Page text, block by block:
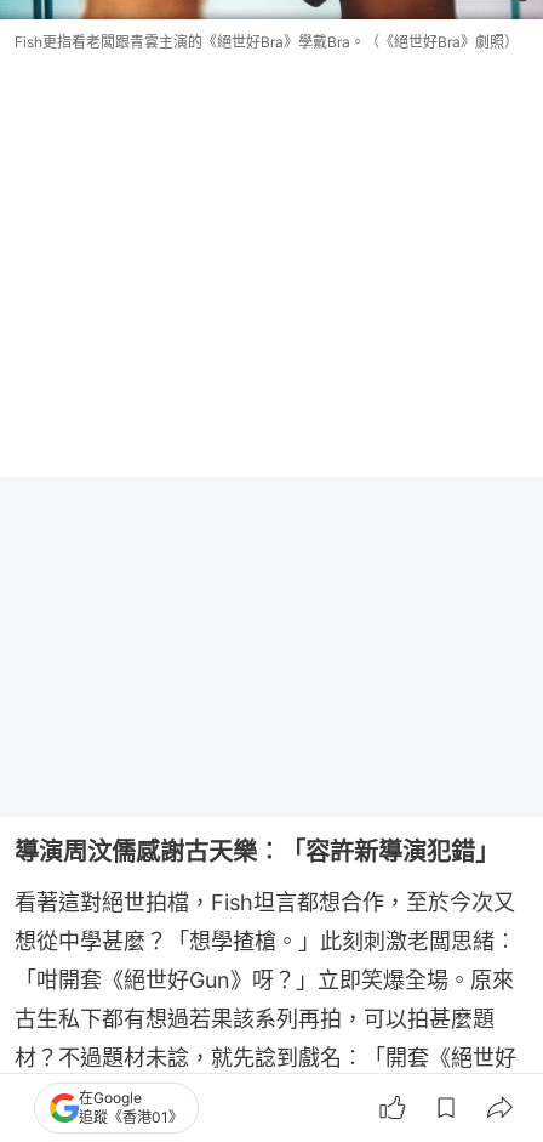
Fish更指看老闆跟青雲主演的《絕世好Bra》學戴Bra。（《絕世好Bra》劇照）
導演周汶儒感謝古天樂︰「容許新導演犯錯」
看著這對絕世拍檔，Fish坦言都想合作，至於今次又
想從中學甚麼？「想學揸槍。」此刻刺激老闆思緒︰
「咁開套《絕世好Gun》呀？」立即笑爆全場。原來
古生私下都有想過若果該系列再拍，可以拍甚麼題
材？不過題材未諗，就先諗到戲名︰「開套《絕世好
嘢》先，「好Gun」題材太窄，至於係咩Gun就自己
諗。」
在Google
追蹤《香港01》